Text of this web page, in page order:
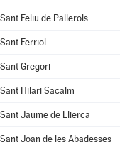
Sant Feliu de Pallerols
Sant Ferriol
Sant Gregori
Sant Hilari Sacalm
Sant Jaume de Llierca
Sant Joan de les Abadesses